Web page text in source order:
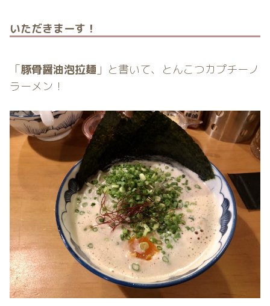
いただきまーす！
「豚骨醤油泡拉麺 」と書いて、とんこつカプチーノ
ラーメン！